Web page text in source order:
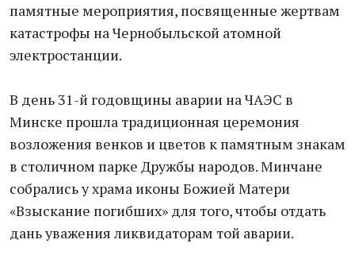
памятные мероприятия, посвященные жертвам
катастрофы на Чернобыльской атомной
электростанции.
В день 31-й годовщины аварии на ЧАЭС в
Минске прошла традиционная церемония
возложения венков и цветов к памятным знакам
в столичном парке Дружбы народов. Минчане
собрались у храма иконы Божией Матери
«Взыскание погибших» для того, чтобы отдать
дань уважения ликвидаторам той аварии.